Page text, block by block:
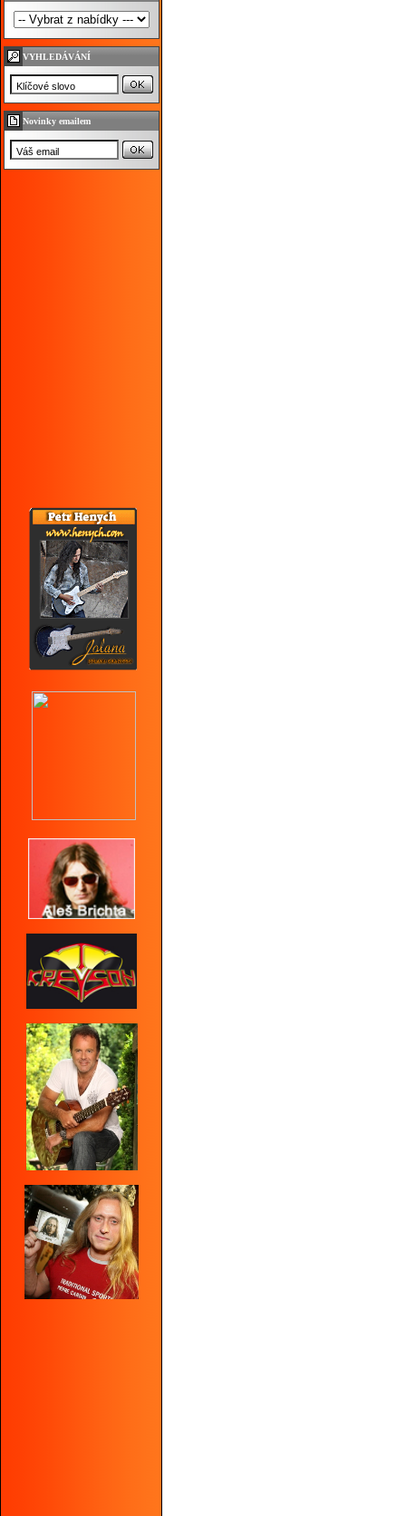
VYHLEDÁVÁNÍ
Novinky emailem